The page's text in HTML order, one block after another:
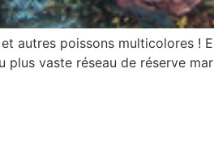
autres poissons multicolores !
vaste réseau de réserve